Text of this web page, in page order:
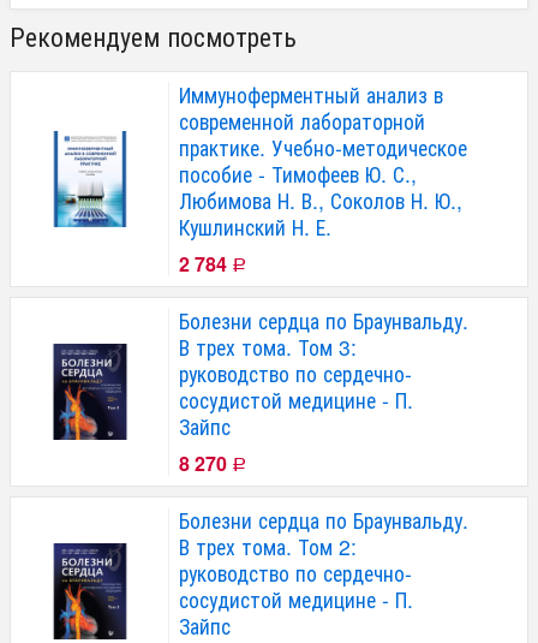
Рекомендуем посмотреть
Иммуноферментный анализ в
современной лабораторной
практике. Учебно-методическое
пособие - Тимофеев Ю. С.,
Любимова Н. В., Соколов Н. Ю.,
Кушлинский Н. Е.
2 784 Р
Болезни сердца по Браунвальду.
В трех тома. Том 3:
руководство по сердечно-
сосудистой медицине - П.
Зайпс
8 270 Р
Болезни сердца по Браунвальду.
В трех тома. Том 2:
руководство по сердечно-
сосудистой медицине - П.
Зайпс